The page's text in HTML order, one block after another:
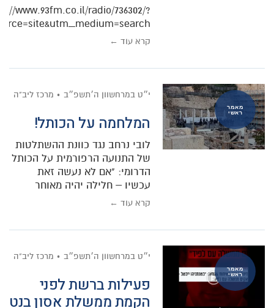
www.93fm.co.il/radio/736302/?
קרא עוד ←
מאמר
ראשי
י״ט במרחשוון ה׳תשפ״ב מרכז ליב"ה
המלחמה על הכותל!
לובי נרחב נגד כוונת ההשתלטות
של התנועה הרפורמית על הכותל
הדרומי: "אם לא נעשה זאת
עכשיו – חלילה יהיה מאוחר
קרא עוד ←
מאמר
ראשי
י״ט במרחשוון ה׳תשפ״ב מרכז ליב"ה
פעילות ברשת לפני
הקמת ממשלת אסון בנט